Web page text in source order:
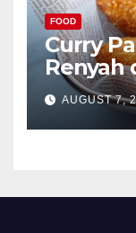
FOOD
Curry
Renyah
AUGUST 7,